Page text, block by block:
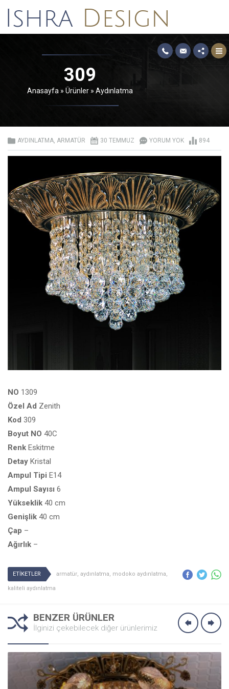
309
Anasayfa » Ürünler » Aydınlatma
AYDINLATMA, ARMATÜR 30 TEMMUZ YORUM YOK 894
NO 1309
Özel Ad Zenith
Kod 309
Boyut NO 40C
Renk Eskitme
Detay Kristal
Ampul Tipi E14
Ampul Sayısı 6
Yükseklik 40 cm
Genişlik 40 cm
Çap –
Ağırlık –
ETİKETLER armatür, aydınlatma, modoko aydınlatma,
kaliteli aydınlatma
BENZER ÜRÜNLER
İlginizi çekebilecek diğer ürünlerimiz